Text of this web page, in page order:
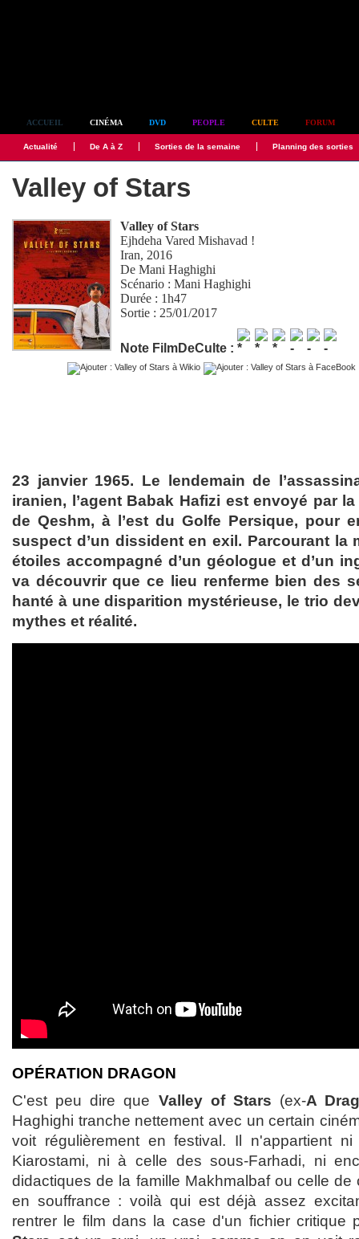
ACCUEIL CINÉMA DVD PEOPLE CULTE FORUM
Actualité De A à Z Sorties de la semaine Planning des sorties
Valley of Stars
Valley of Stars
Ejhdeha Vared Mishavad !
Iran, 2016
DeMani Haghighi
Scénario :Mani Haghighi
Durée : 1h47
Sortie : 25/01/2017
Note FilmDeCulte :
23 janvier 1965. Le lendemain de
iranien, l’agent Babak Hafizi est envoyé par
de Qeshm, à l’est du Golfe Persique, pour
suspect d’un dissident en exil. Parcourant la
étoiles accompagné d’un géologue et d’un
va découvrir que ce lieu renferme bien des
hanté à une disparition mystérieuse, le trio
mythes et réalité.
OPÉRATION DRAGON
C'est peu dire que Valley of Stars (ex-A
Haghighi tranche nettement avec un certain
voit régulièrement en festival. Il n'appartient
Kiarostami, ni à celle des sous-Farhadi, ni
didactiques de la famille Makhmalbaf ou celle de
en souffrance : voilà qui est déjà assez
rentrer le film dans la case d'un fichier critique